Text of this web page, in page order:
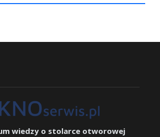
wiedzy o stolarce otworowej